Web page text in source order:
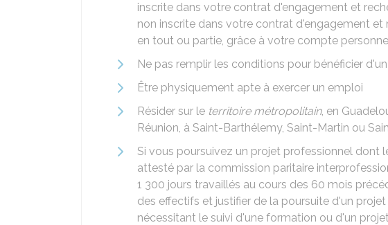
inscrite dans votre contrat d'engagement et
non inscrite dans votre contrat d'engagement et
en tout ou partie, grâce à votre compte
Ne pas remplir les conditions pour bénéficier
Être physiquement apte à exercer un emploi
Résider sur le territoire métropolitain, en
Réunion, à Saint-Barthélemy, Saint-Martin ou
Si vous poursuivez un projet professionnel dont
attesté par la commission paritaire
1 300 jours travaillés au cours des 60 mois
des effectifs et justifier de la poursuite d'un
nécessitant le suivi d'une formation ou d'un